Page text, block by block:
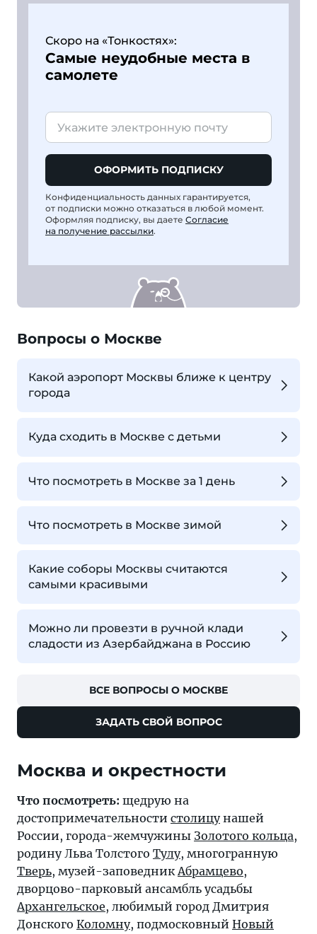
Скоро на «Тонкостях»:
Самые неудобные места в
самолете
ОФОРМИТЬ ПОДПИСКУ
Конфиденциальность данных гарантируется,
от подписки можно отказаться в любой момент.
Оформляя подписку, вы даете Согласие
на получение рассылки.
Вопросы о Москве
Какой аэропорт Москвы ближе к центру
города
Куда сходить в Москве с детьми
Что посмотреть в Москве за 1 день
Что посмотреть в Москве зимой
Какие соборы Москвы считаются
самыми красивыми
Можно ли провезти в ручной клади
сладости из Азербайджана в Россию
ВСЕ ВОПРОСЫ О МОСКВЕ
ЗАДАТЬ СВОЙ ВОПРОС
Москва и окрестности
Что посмотреть: щедрую на
достопримечательности столицунашей
России, города-жемчужины Золотого кольца,
родину Льва Толстого Тулу, многогранную
Тверь, музей-заповедникАбрамцево,
дворцово-парковый ансамбль усадьбы
Архангельское, любимый город Дмитрия
Донского Коломну, подмосковный Новый